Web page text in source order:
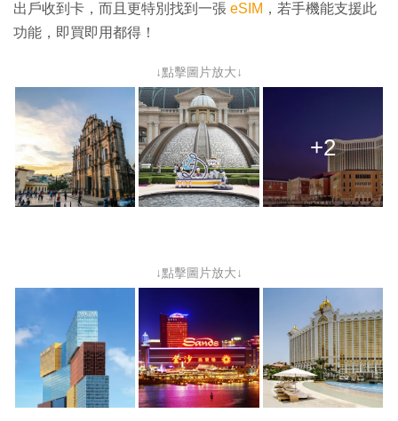
出戶收到卡，而且更特別找到一張 eSIM ，若手機能支援此
功能，即買即用都得！
↓點擊圖片放大↓
+2
↓點擊圖片放大↓